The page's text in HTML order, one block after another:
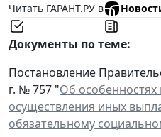
Читать ГАРАНТ.РУ в
Документы по теме:
Постановление
г. № 757 "Об
осуществления иных
обязательному